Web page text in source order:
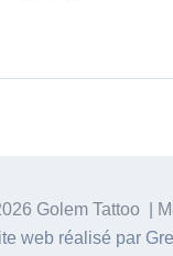
Golem Tattoo |
web réalisé par